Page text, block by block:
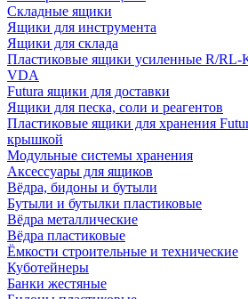
Складные ящики
Ящики для инструмента
Ящики для склада
Пластиковые ящики усиленные R/
VDA
Futura ящики для доставки
Ящики для песка, соли и реагентов
Пластиковые ящики для хранения
крышкой
Модульные системы хранения
Аксессуары для ящиков
Вёдра, бидоны и бутыли
Бутыли и бутылки пластиковые
Вёдра металлические
Вёдра пластиковые
Ёмкости строительные и технические
Куботейнеры
Банки жестяные